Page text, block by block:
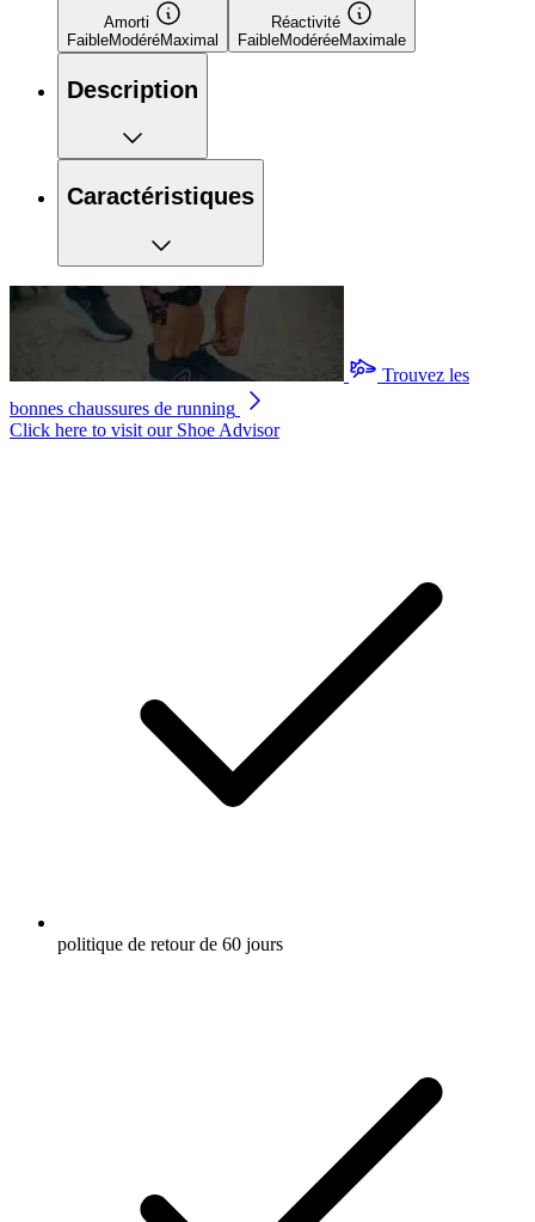
Amorti
FaibleModéréMaximal
Réactivité
FaibleModéréeMaximale
Description
Caractéristiques
Trouvez les
bonnes chaussures de running
Click here to visit our Shoe Advisor
politique de retour de 60 jours